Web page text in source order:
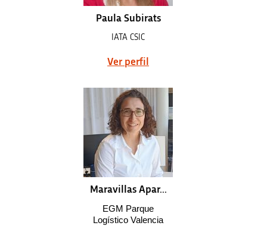
Paula Subirats
IATA CSIC
Ver perfil
Maravillas Apar...
EGM Parque
Logístico Valencia